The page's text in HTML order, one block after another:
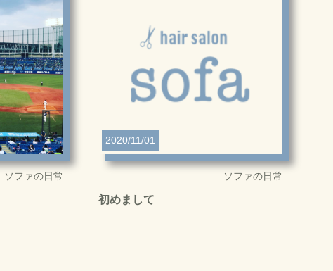
ソファの日常
2020/11/01
ソファの日常
初めまして